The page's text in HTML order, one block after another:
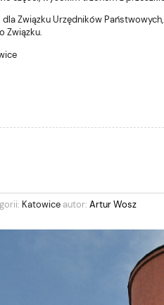
Związku Urzędników
Związku.
Katowice autor: Artur Wosz